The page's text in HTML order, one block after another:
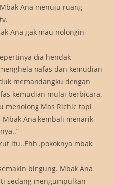
Ana menuju ruang
Ana gak mau nolongin
dia hendak
nafas dan kemudian
memandangku dengan
kemudian mulai berbicara.
menolong Mas Richie tapi
Mbak Ana kembali menarik
itu..Ehh..pokoknya mbak
bingung. Mbak Ana
sedang mengumpulkan